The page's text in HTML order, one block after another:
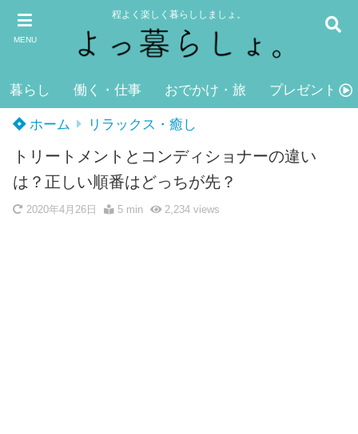
MENU
程よく楽しく暮らししましょ。
暮らし 働く・仕事 おでかけ・旅 プレゼント・
ホーム リラックス・癒し
トリートメントとコンディショナーの違い
は？正しい順番はどっちが先？
2020年4月26日 5 min 2,234views